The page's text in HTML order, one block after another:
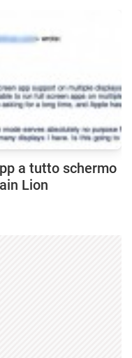
a tutto schermo
Lion